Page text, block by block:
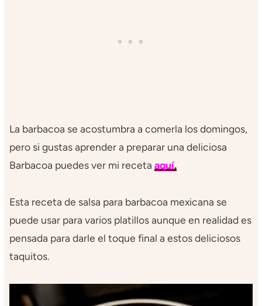
La barbacoa se acostumbra a comerla los domingos,
pero si gustas aprender a preparar una deliciosa
Barbacoa puedes ver mi receta aquí.
Esta receta de salsa para barbacoa mexicana se
puede usar para varios platillos aunque en realidad es
pensada para darle el toque final a estos deliciosos
taquitos.